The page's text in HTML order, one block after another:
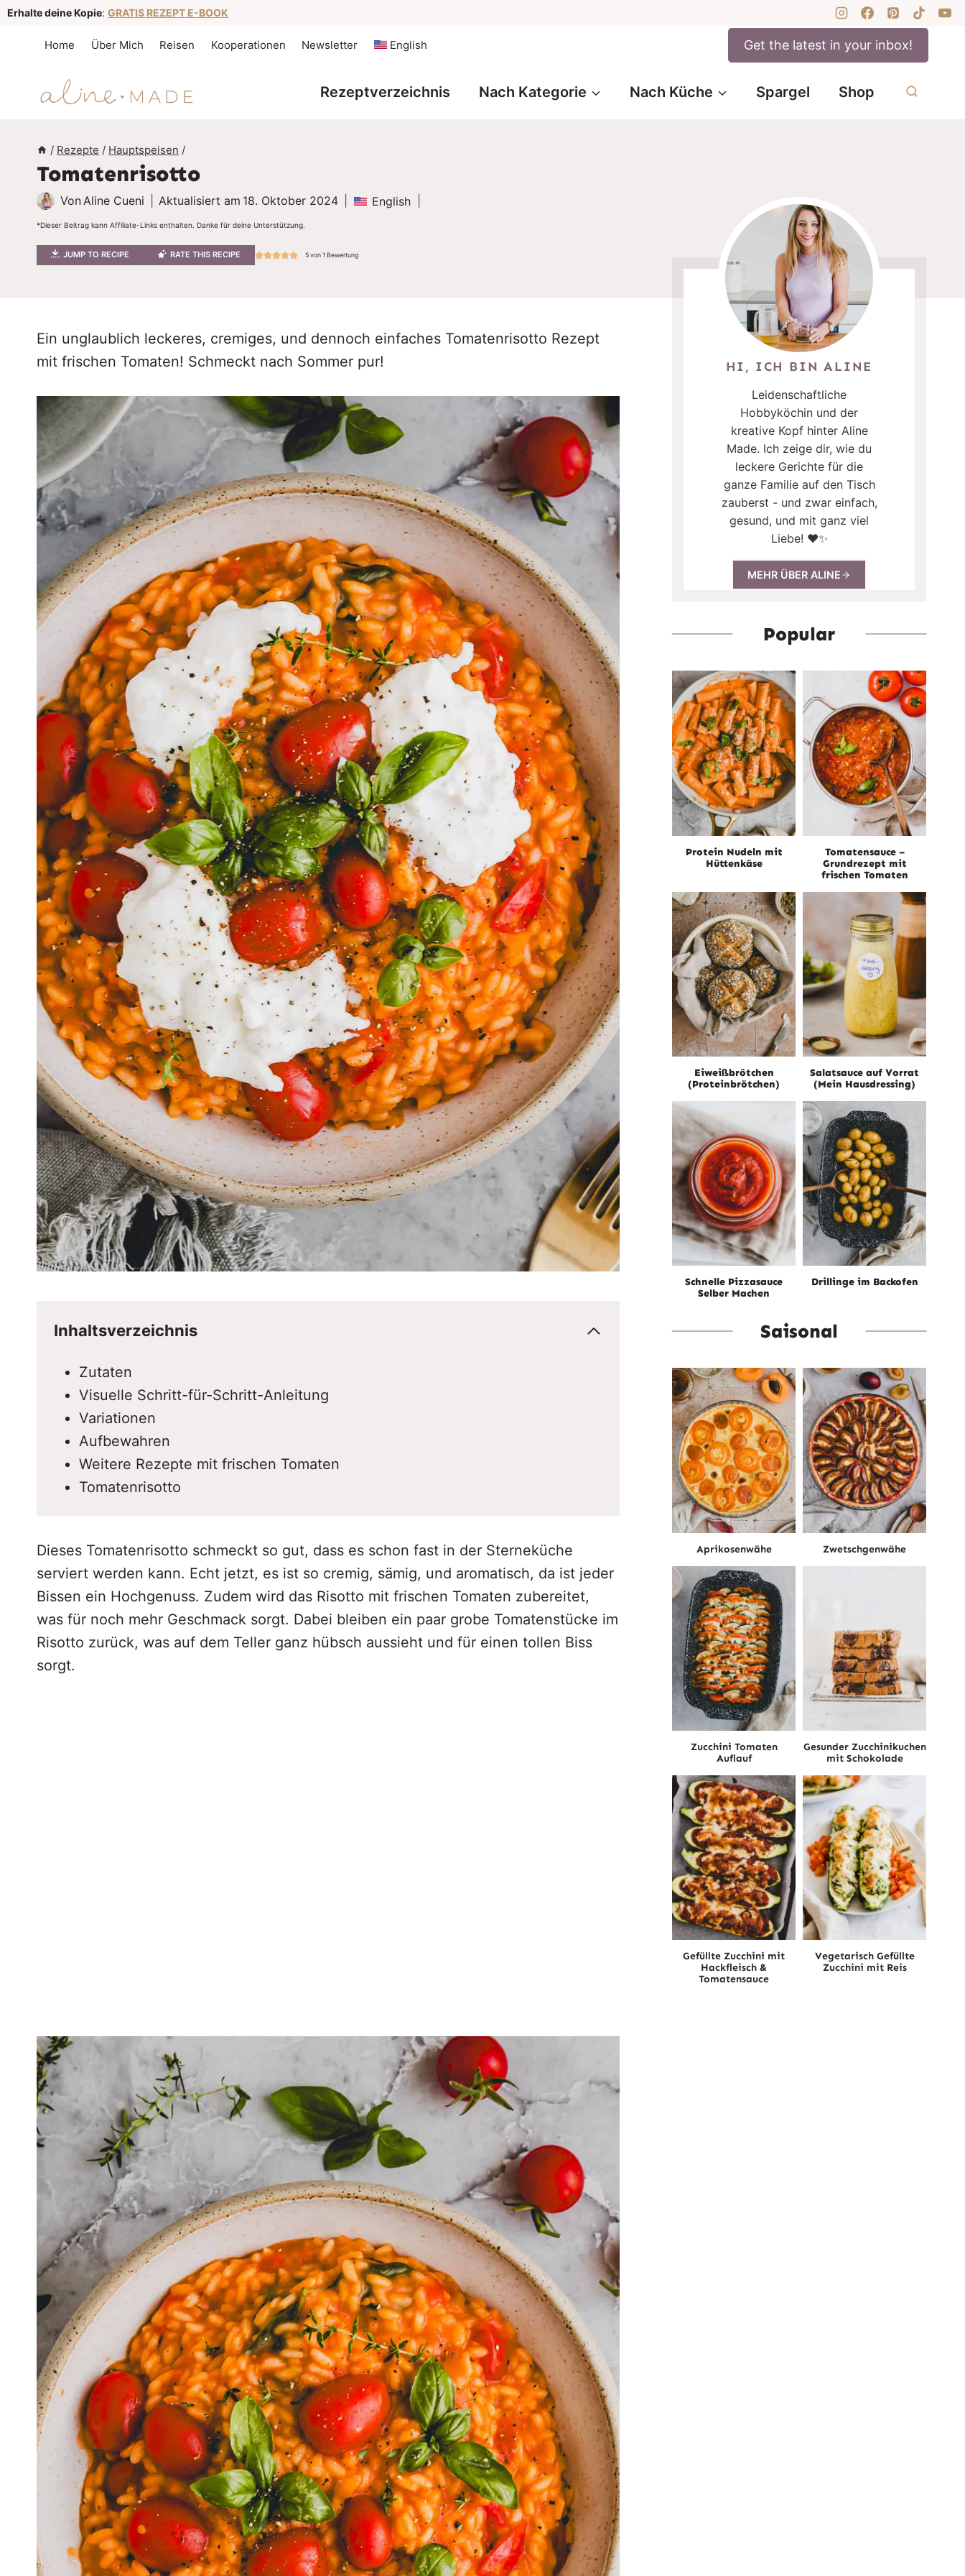
ZErhalte deine Kopie: GRATIS REZEPT E-BOOK
Home Über Mich Reisen Kooperationen Newsletter English Get the latest in your inbox!
Rezeptverzeichnis Nach Kategorie Nach Küche Spargel Shop
/ Rezepte / Hauptspeisen /
Tomatenrisotto
Von Aline Cueni Aktualisiert am 18. Oktober 2024 English
*Dieser Beitrag kann Affiliate-Links enthalten. Danke für deine Unterstützung.
JUMP TO RECIPE RATE THIS RECIPE 5von 1 Bewertung
Ein unglaublich leckeres, cremiges, und dennoch einfaches Tomatenrisotto Rezept
mit frischen Tomaten! Schmeckt nach Sommer pur!
Inhaltsverzeichnis
Zutaten
Visuelle Schritt-für-Schritt-Anleitung
Variationen
Aufbewahren
Weitere Rezepte mit frischen Tomaten
Tomatenrisotto
Dieses Tomatenrisotto schmeckt so gut, dass es schon fast in der Sterneküche
serviert werden kann. Echt jetzt, es ist so cremig, sämig, und aromatisch, da ist jeder
Bissen ein Hochgenuss. Zudem wird das Risotto mit frischen Tomaten zubereitet,
was für noch mehr Geschmack sorgt. Dabei bleiben ein paar grobe Tomatenstücke im
Risotto zurück, was auf dem Teller ganz hübsch aussieht und für einen tollen Biss
sorgt.
HI, ICH BIN ALINE
Leidenschaftliche
Hobbyköchin und der
kreative Kopf hinter Aline
Made. Ich zeige dir, wie du
leckere Gerichte für die
ganze Familie auf den Tisch
zauberst - und zwar einfach,
gesund, und mit ganz viel
Liebe! ❤️✨
MEHR ÜBER ALINE
Popular
Protein Nudeln mit
Hüttenkäse
Tomatensauce –
Grundrezept mit
frischen Tomaten
Eiweißbrötchen
(Proteinbrötchen)
Salatsauce auf Vorrat
(Mein Hausdressing)
Schnelle Pizzasauce
Selber Machen
Drillinge im Backofen
Saisonal
Aprikosenwähe Zwetschgenwähe
Zucchini Tomaten
Auflauf
Gesunder Zucchinikuchen
mit Schokolade
Gefüllte Zucchini mit
Hackfleisch &
Tomatensauce
Vegetarisch Gefüllte
Zucchini mit Reis